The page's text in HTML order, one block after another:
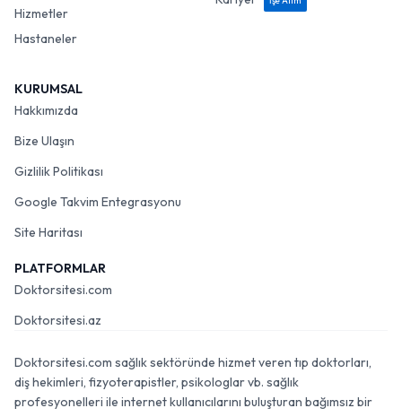
Hizmetler
Hastaneler
KURUMSAL
Hakkımızda
Bize Ulaşın
Gizlilik Politikası
Google Takvim Entegrasyonu
Site Haritası
PLATFORMLAR
Doktorsitesi.com
Doktorsitesi.az
Doktorsitesi.com sağlık sektöründe hizmet veren tıp doktorları,
diş hekimleri, fizyoterapistler, psikologlar vb. sağlık
profesyonelleri ile internet kullanıcılarını buluşturan bağımsız bir